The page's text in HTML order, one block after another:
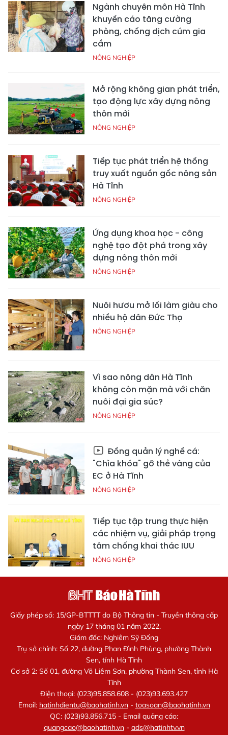
Ngành chuyên môn Hà Tĩnh
khuyến cáo tăng cường
phòng, chống dịch cúm gia
cầm
NÔNG NGHIỆP
Mở rộng không gian phát triển,
tạo động lực xây dựng nông
thôn mới
NÔNG NGHIỆP
Tiếp tục phát triển hệ thống
truy xuất nguồn gốc nông sản
Hà Tĩnh
NÔNG NGHIỆP
Ứng dụng khoa học - công
nghệ tạo đột phá trong xây
dựng nông thôn mới
NÔNG NGHIỆP
Nuôi hươu mở lối làm giàu cho
nhiều hộ dân Đức Thọ
NÔNG NGHIỆP
Vì sao nông dân Hà Tĩnh
không còn mặn mà với chăn
nuôi đại gia súc?
NÔNG NGHIỆP
Đồng quản lý nghề cá:
"Chìa khóa" gỡ thẻ vàng của
EC ở Hà Tĩnh
NÔNG NGHIỆP
Tiếp tục tập trung thực hiện
các nhiệm vụ, giải pháp trọng
tâm chống khai thác IUU
NÔNG NGHIỆP
Giấy phép số: 15/GP-BTTTT do Bộ Thông tin - Truyền thông cấp
ngày 17 tháng 01 năm 2022.
Giám đốc: Nghiêm Sỹ Đống
Trụ sở chính: Số 22, đường Phan Đình Phùng, phường Thành
Sen, tỉnh Hà Tĩnh
Cơ sở 2: Số 01, đường Võ Liêm Sơn, phường Thành Sen, tỉnh Hà
Tĩnh
Điện thoại: (023)95.858.608 - (023)93.693.427
Email: hatinhdientu@baohatinh.vn- toasoan@baohatinh.vn
QC: (023)93.856.715 - Email quảng cáo:
quangcao@baohatinh.vn- ads@hatinhtv.vn